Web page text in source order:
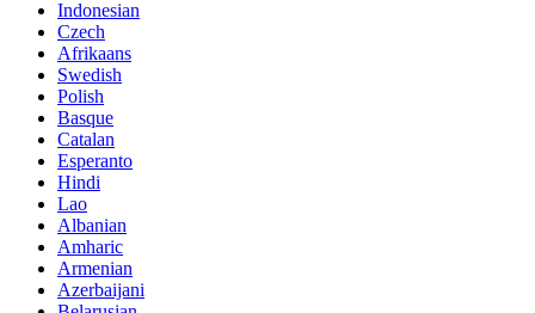
Indonesian
Czech
Afrikaans
Swedish
Polish
Basque
Catalan
Esperanto
Hindi
Lao
Albanian
Amharic
Armenian
Azerbaijani